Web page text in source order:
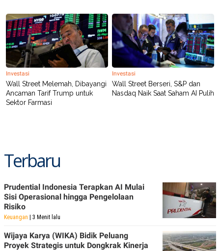
D
L
A
N
G
A
A
N
C
K
I
N
R
J
E
M
I
P
A
R
D
V
T
I
S
I
N
K
G
Investasi
Wall Street Melemah, Dibayangi
Ancaman Tarif Trump untuk
Sektor Farmasi
Investasi
Wall Street Berseri, S&P dan
Nasdaq Naik Saat Saham AI Pulih
Terbaru
Prudential Indonesia Terapkan AI Mulai
Sisi Operasional hingga Pengelolaan
Risiko
Keuangan | 3 Menit lalu
Wijaya Karya (WIKA) Bidik Peluang
Proyek Strategis untuk Dongkrak Kinerja